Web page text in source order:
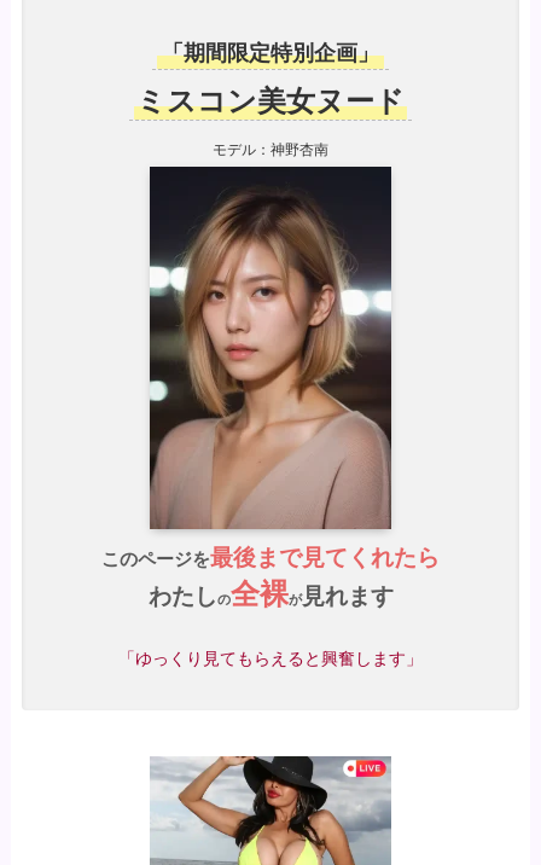
「期間限定特別企画」
ミスコン美女ヌード
モデル：神野杏南
このページを最後まで見てくれたら
わたしの全裸が見れます
「ゆっくり見てもらえると興奮します」